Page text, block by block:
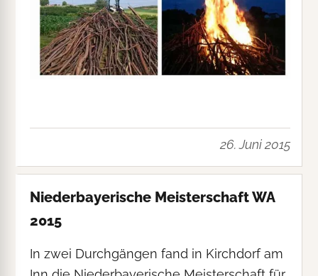
26. Juni 2015
Niederbayerische Meisterschaft WA
2015
In zwei Durchgängen fand in Kirchdorf am